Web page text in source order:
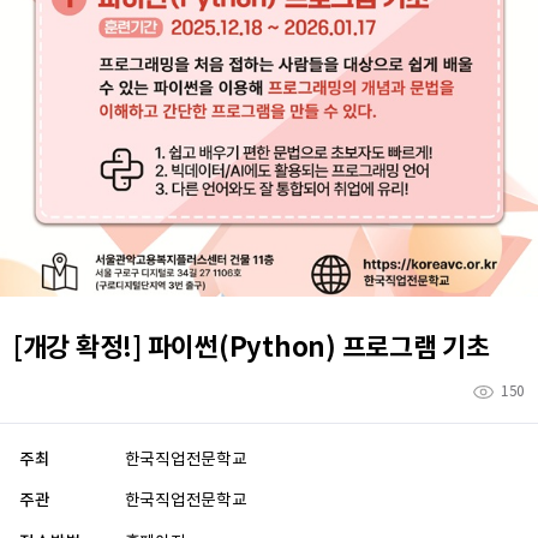
[개강 확정!] 파이썬(Python) 프로그램 기초
150
주최 한국직업전문학교
주관 한국직업전문학교